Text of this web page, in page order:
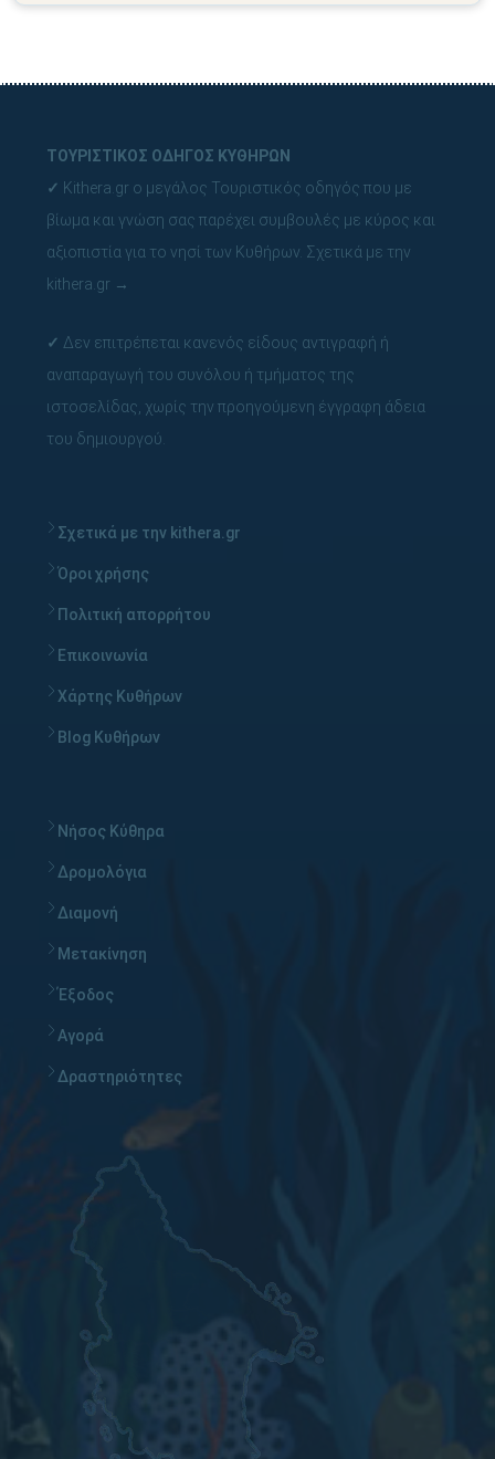
ΤΟΥΡΙΣΤΙΚΟΣ ΟΔΗΓΟΣ ΚΥΘΗΡΩΝ
✓ Kithera.gr ο μεγάλος Τουριστικός οδηγός που με
βίωμα και γνώση σας παρέχει συμβουλές με κύρος και
αξιοπιστία για το νησί των Κυθήρων. Σχετικά με την
kithera.gr →
✓ Δεν επιτρέπεται κανενός είδους αντιγραφή ή
αναπαραγωγή του συνόλου ή τμήματος της
ιστοσελίδας, χωρίς την προηγούμενη έγγραφη άδεια
του δημιουργού.
Σχετικά με την kithera.gr
Όροι χρήσης
Πολιτική απορρήτου
Επικοινωνία
Χάρτης Κυθήρων
Blog Κυθήρων
Νήσος Κύθηρα
Δρομολόγια
Διαμονή
Μετακίνηση
Έξοδος
Αγορά
Δραστηριότητες